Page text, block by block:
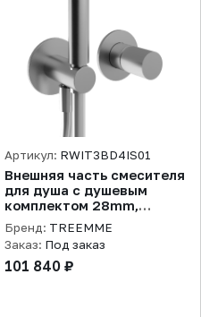
Артикул: RWIT3BD4IS01
Внешняя часть смесителя
для душа с душевым
комплектом 28mm,
нержавеющая сталь
брашированная
Бренд: TREEMME
Заказ: Под заказ
101 840 ₽